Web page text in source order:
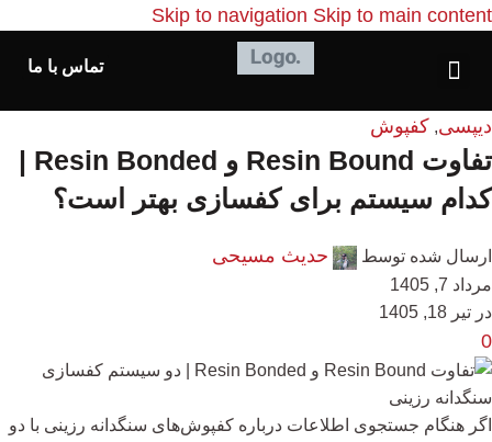
Skip to navigation Skip to main content
تماس با ما
دیپسی, کفپوش
تفاوت Resin Bound و Resin Bonded |
کدام سیستم برای کفسازی بهتر است؟
ارسال شده توسط حدیث مسیحی
مرداد 7, 1405
در تیر 18, 1405
0
اگر هنگام جستجوی اطلاعات درباره کفپوش‌های سنگدانه رزینی با دو